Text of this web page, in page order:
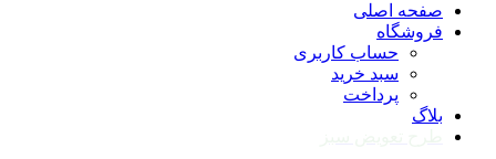
صفحه اصلی
فروشگاه
حساب کاربری
سبد خرید
پرداخت
بلاگ